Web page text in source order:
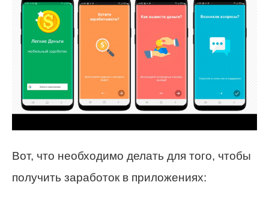
Вот, что необходимо делать для того, чтобы
получить заработок в приложениях: